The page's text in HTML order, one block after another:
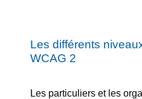
Les différents
WCAG 2
Les particuliers et les